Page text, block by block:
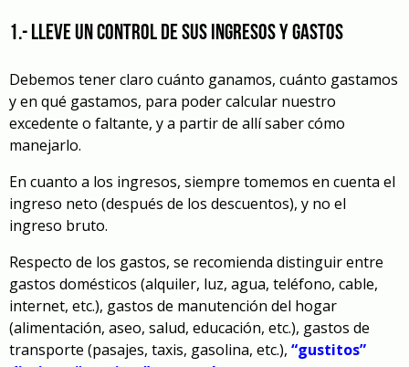
1.- Lleve un control de sus ingresos y gastos
Debemos tener claro cuánto ganamos, cuánto gastamos
y en qué gastamos, para poder calcular nuestro
excedente o faltante, y a partir de allí saber cómo
manejarlo.
En cuanto a los ingresos, siempre tomemos en cuenta el
ingreso neto (después de los descuentos), y no el
ingreso bruto.
Respecto de los gastos, se recomienda distinguir entre
gastos domésticos (alquiler, luz, agua, teléfono, cable,
internet, etc.), gastos de manutención del hogar
(alimentación, aseo, salud, educación, etc.), gastos de
transporte (pasajes, taxis, gasolina, etc.), “gustitos”